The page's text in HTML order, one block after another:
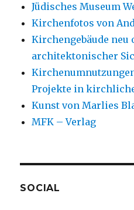
Jüdisches Museum
Kirchenfotos von
Kirchengebäude neu
architektonischer
Projekte in
Kunst von Marlies
MFK – Verlag
SOCIAL